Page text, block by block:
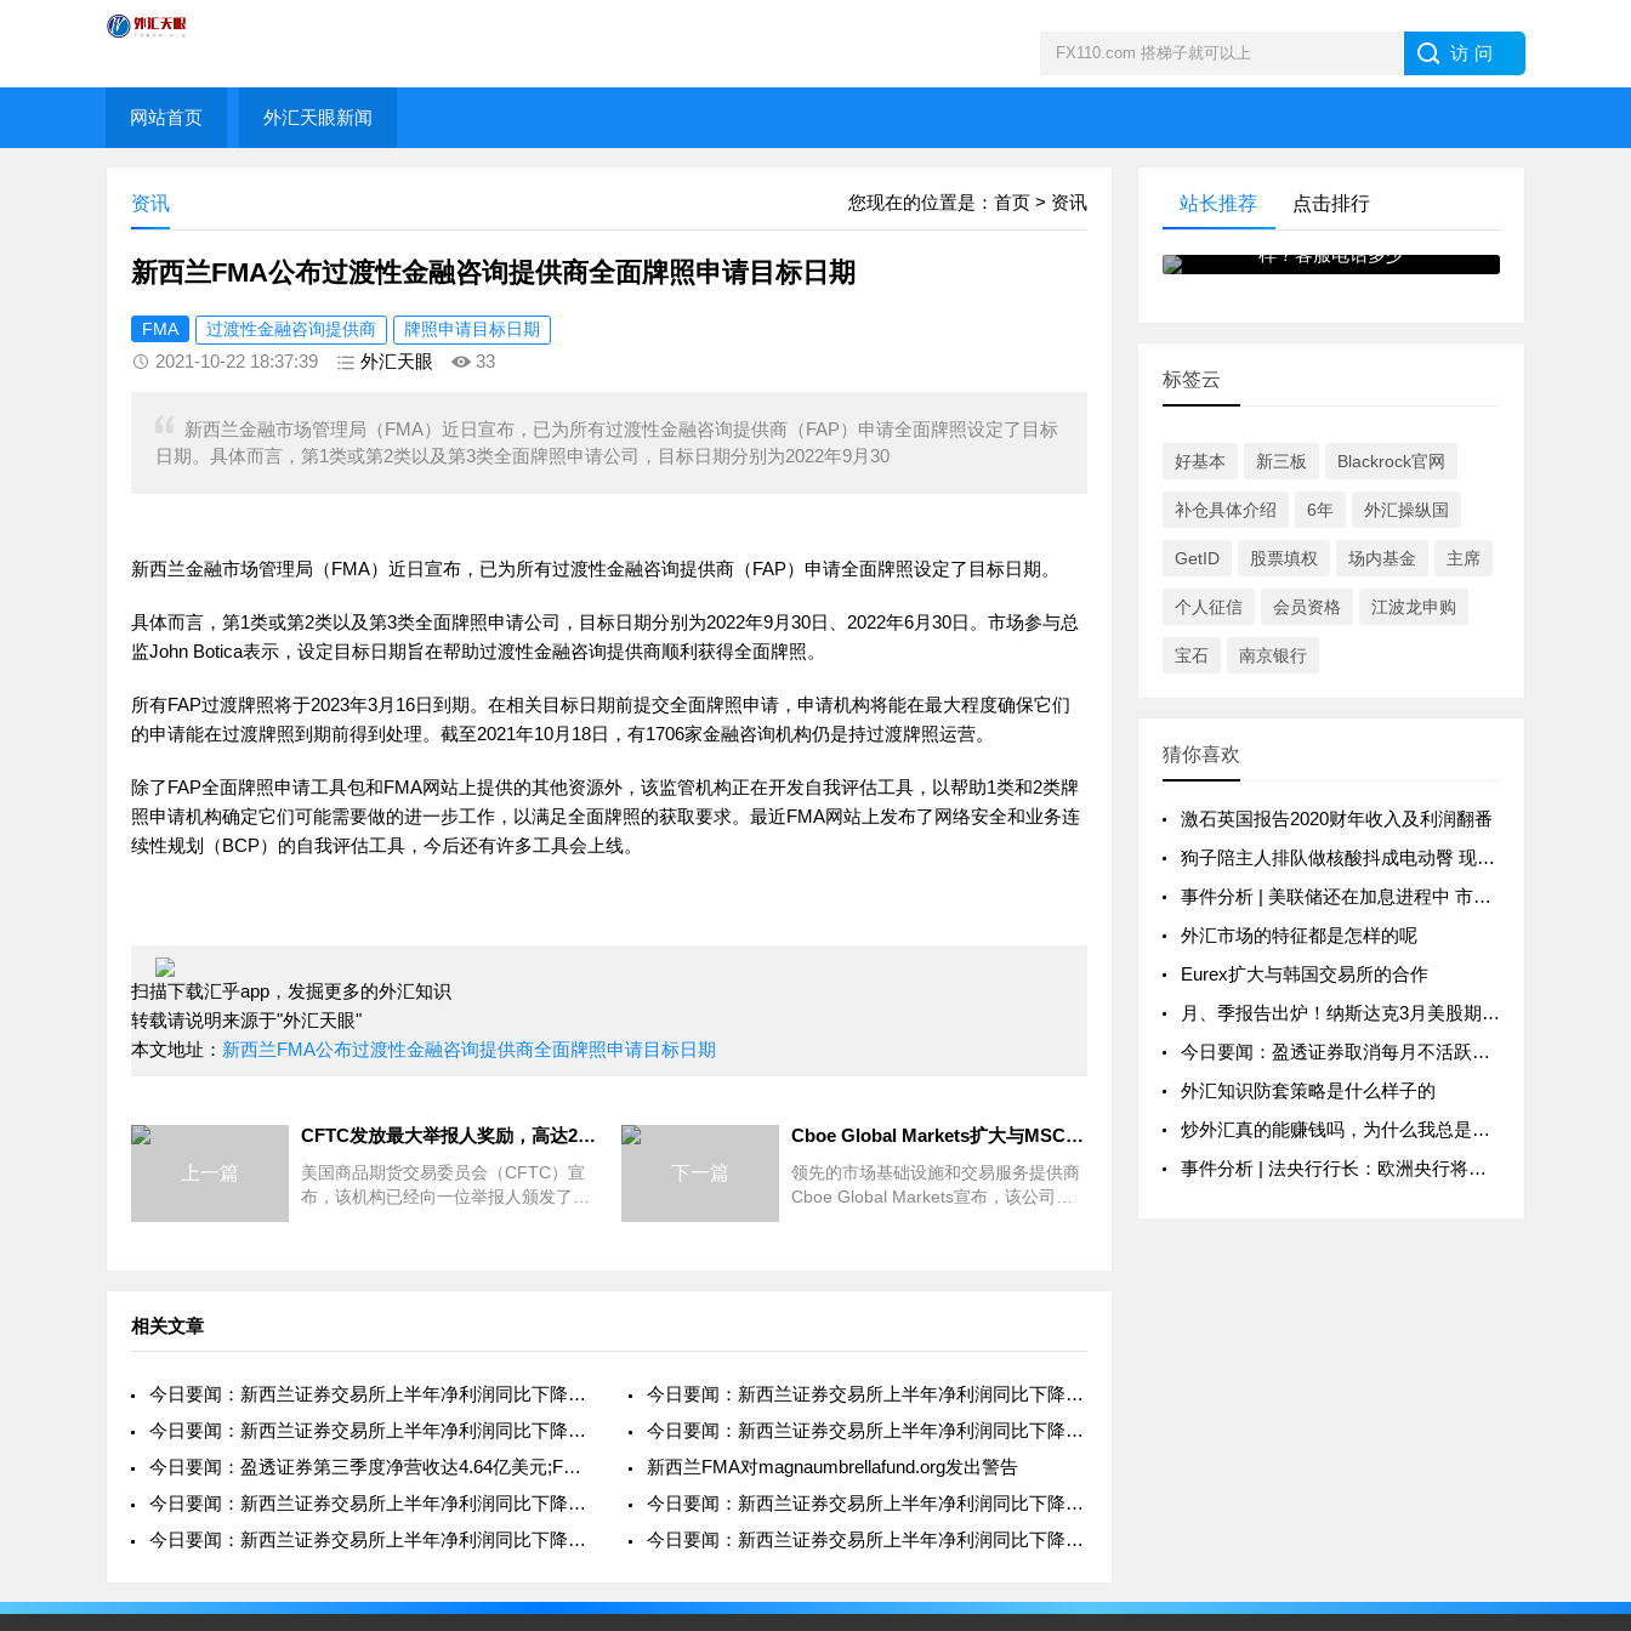
网站首页 外汇天眼新闻
您现在的位置是： 首页 > 资讯
资讯
新西兰FMA公布过渡性金融咨询提供商全面牌照申请目标日期
FMA 过渡性金融咨询提供商 牌照申请目标日期
2021-10-22 18:37:39 外汇天眼 33
新西兰金融市场管理局（FMA）近日宣布，已为所有过渡性金融咨询提供商（FAP）申请全面牌照设定了目标
日期。具体而言，第1类或第2类以及第3类全面牌照申请公司，目标日期分别为2022年9月30
新西兰金融市场管理局（FMA）近日宣布，已为所有过渡性金融咨询提供商（FAP）申请全面牌照设定了目标日期。
具体而言，第1类或第2类以及第3类全面牌照申请公司，目标日期分别为2022年9月30日、2022年6月30日。市场参与总
监John Botica表示，设定目标日期旨在帮助过渡性金融咨询提供商顺利获得全面牌照。
所有FAP过渡牌照将于2023年3月16日到期。在相关目标日期前提交全面牌照申请，申请机构将能在最大程度确保它们
的申请能在过渡牌照到期前得到处理。截至2021年10月18日，有1706家金融咨询机构仍是持过渡牌照运营。
除了FAP全面牌照申请工具包和FMA网站上提供的其他资源外，该监管机构正在开发自我评估工具，以帮助1类和2类牌
照申请机构确定它们可能需要做的进一步工作，以满足全面牌照的获取要求。最近FMA网站上发布了网络安全和业务连
续性规划（BCP）的自我评估工具，今后还有许多工具会上线。
扫描下载汇乎app，发掘更多的外汇知识
转载请说明来源于"外汇天眼"
本文地址： 新西兰FMA公布过渡性金融咨询提供商全面牌照申请目标日期
上一篇
CFTC发放最大举报人奖励，高达2亿美元！
美国商品期货交易委员会（CFTC）宣
布，该机构已经向一位举报人颁发了大
下一篇
Cboe Global Markets扩大与MSCI Inc.的战略合作关系
领先的市场基础设施和交易服务提供商
Cboe Global Markets宣布，该公司已
相关文章
今日要闻：新西兰证券交易所上半年净利润同比下降16%；eTo
今日要闻：新西兰证券交易所上半年净利润同比下降16%；eTo
今日要闻：新西兰证券交易所上半年净利润同比下降16%；eTo
今日要闻：新西兰证券交易所上半年净利润同比下降16%；eTo
今日要闻：盈透证券第三季度净营收达4.64亿美元;FxPro新
新西兰FMA对magnaumbrellafund.org发出警告
今日要闻：新西兰证券交易所上半年净利润同比下降16%；eTo
今日要闻：新西兰证券交易所上半年净利润同比下降16%；eTo
今日要闻：新西兰证券交易所上半年净利润同比下降16%；eTo
今日要闻：新西兰证券交易所上半年净利润同比下降16%；eTo
站长推荐
点击排行
IB · 盈透证券外汇交易商怎么
样？客服电话多少
标签云
好基本 新三板 Blackrock官网
补仓具体介绍 6年 外汇操纵国
GetID 股票填权 场内基金 主席
个人征信 会员资格 江波龙申购
宝石 南京银行
猜你喜欢
激石英国报告2020财年收入及利润翻番
狗子陪主人排队做核酸抖成电动臀 现场画面曝光太可爱了
事件分析 | 美联储还在加息进程中 市场已开始押注明年降息了？
外汇市场的特征都是怎样的呢
Eurex扩大与韩国交易所的合作
月、季报告出炉！纳斯达克3月美股期权交易量猛增53.7%
今日要闻：盈透证券取消每月不活跃账户管理费；Tigress Financial Partners成为纽交所会员，StoneX表示祝贺；扩大加密产品范围！Swissquote新增Polkadot供客户交
外汇知识防套策略是什么样子的
炒外汇真的能赚钱吗，为什么我总是亏损？
事件分析 | 法央行行长：欧洲央行将采取必要措施以实现2%的通胀目标